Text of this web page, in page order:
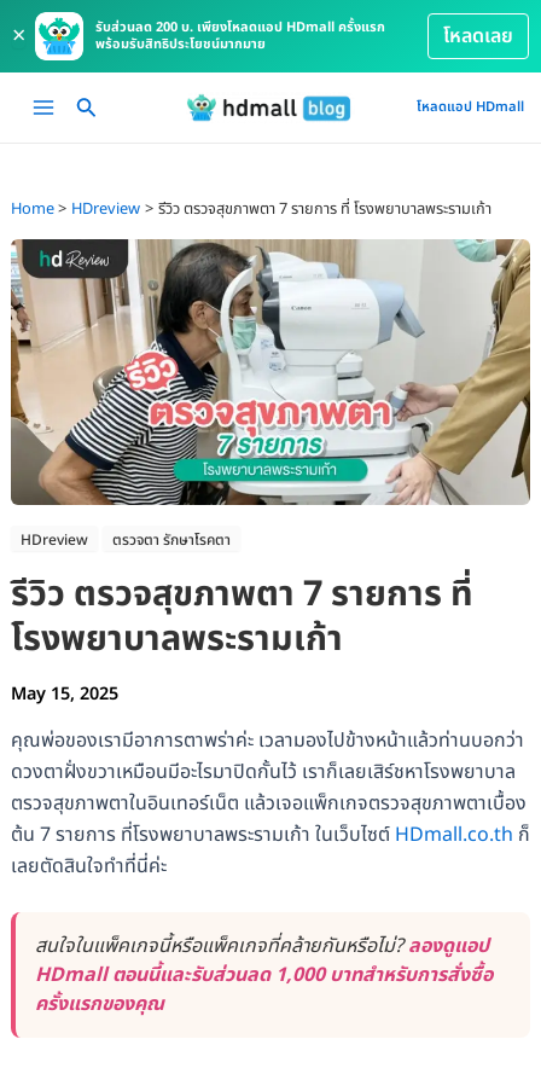
×
รับส่วนลด 200 บ. เพียงโหลดแอป HDmall ครั้งแรก
พร้อมรับสิทธิประโยชน์มากมาย
โหลดเลย
Main
โหลดแอป HDmall
Home HDreview รีวิว ตรวจสุขภาพตา 7 รายการ ที่ โรงพยาบาลพระรามเก้า
HDreview ตรวจตา รักษาโรคตา
รีวิว ตรวจสุขภาพตา 7 รายการ ที่
โรงพยาบาลพระรามเก้า
May 15, 2025
คุณพ่อของเรามีอาการตาพร่าค่ะ เวลามองไปข้างหน้าแล้วท่านบอกว่า
ดวงตาฝั่งขวาเหมือนมีอะไรมาปิดกั้นไว้ เราก็เลยเสิร์ชหาโรงพยาบาล
ตรวจสุขภาพตาในอินเทอร์เน็ต แล้วเจอแพ็กเกจตรวจสุขภาพตาเบื้อง
ต้น 7 รายการ ที่โรงพยาบาลพระรามเก้า ในเว็บไซต์ HDmall.co.th ก็
เลยตัดสินใจทำที่นี่ค่ะ
สนใจในแพ็คเกจนี้หรือแพ็คเกจที่คล้ายกันหรือไม่?ลองดูแอป
HDmall ตอนนี้และรับส่วนลด 1,000 บาทสำหรับการสั่งซื้อ
ครั้งแรกของคุณ